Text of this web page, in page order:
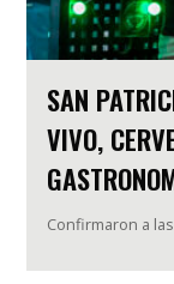
SAN
VIVO,
Confirmaron a